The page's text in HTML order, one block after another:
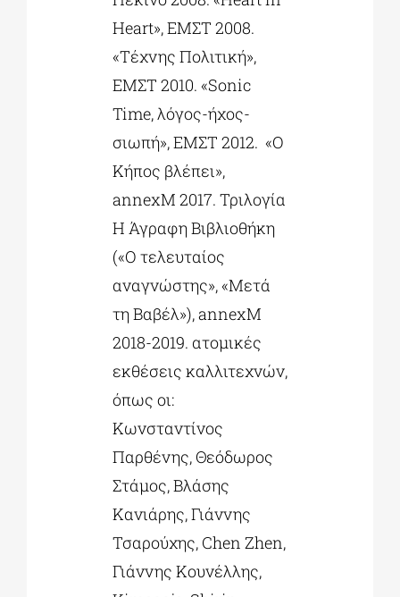
Ηeart», ΕΜΣΤ 2008.
«Τέχνης Πολιτική»,
ΕΜΣΤ 2010. «Sonic
Time, λόγος-ήχος-
σιωπή», ΕΜΣΤ 2012. «Ο
Κήπος βλέπει»,
annexM 2017. Τριλογία
Η Άγραφη Βιβλιοθήκη
(«Ο τελευταίος
αναγνώστης», «Μετά
τη Βαβέλ»), annexM
2018-2019. ατομικές
εκθέσεις καλλιτεχνών,
όπως οι:
Kωνσταντίνος
Παρθένης, Θεόδωρος
Στάμος, Βλάσης
Κανιάρης, Γιάννης
Τσαρούχης, Chen Zhen,
Γιάννης Κουνέλλης,